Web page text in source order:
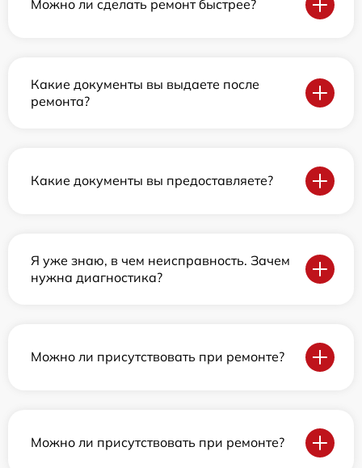
Можно ли сделать ремонт быстрее?
Какие документы вы выдаете после
ремонта?
Какие документы вы предоставляете?
Я уже знаю, в чем неисправность. Зачем
нужна диагностика?
Можно ли присутствовать при ремонте?
Можно ли присутствовать при ремонте?